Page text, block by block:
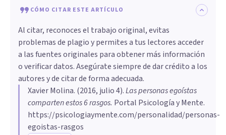
CÓMO CITAR ESTE ARTÍCULO
Al citar, reconoces el trabajo original, evitas
problemas de plagio y permites a tus lectores acceder
a las fuentes originales para obtener más información
o verificar datos. Asegúrate siempre de dar crédito a los
autores y de citar de forma adecuada.
Xavier Molina. (2016, julio 4).Las personas egoístas
comparten estos 6 rasgos. Portal Psicología y Mente.
https://psicologiaymente.com/personalidad/personas-
egoistas-rasgos